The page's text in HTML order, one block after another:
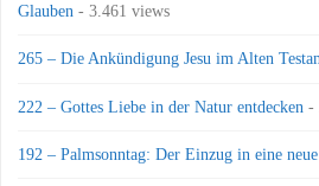
Glauben - 3.461 views
265 – Die Ankündigung Jesu im Alten
222 – Gottes Liebe in der Natur entdecken -
192 – Palmsonntag: Der Einzug in eine